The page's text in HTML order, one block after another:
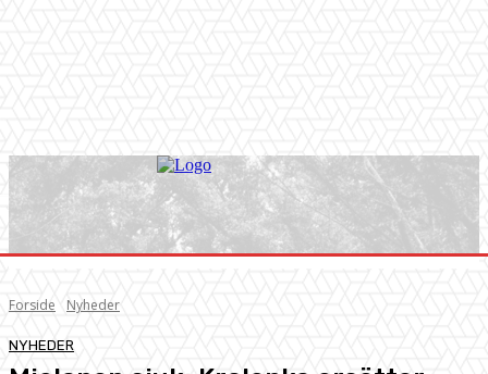
Forside Nyheder
NYHEDER